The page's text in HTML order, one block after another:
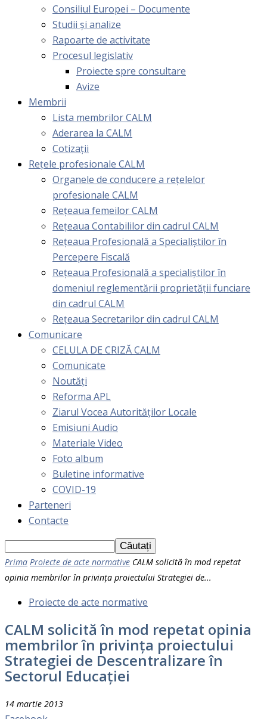
Consiliul Europei – Documente
Studii și analize
Rapoarte de activitate
Procesul legislativ
Proiecte spre consultare
Avize
Membrii
Lista membrilor CALM
Aderarea la CALM
Cotizaţii
Rețele profesionale CALM
Organele de conducere a rețelelor
profesionale CALM
Rețeaua femeilor CALM
Rețeaua Contabililor din cadrul CALM
Rețeaua Profesională a Specialiștilor în
Percepere Fiscală
Reţeaua Profesională a specialiştilor în
domeniul reglementării proprietăţii funciare
din cadrul CALM
Rețeaua Secretarilor din cadrul CALM
Comunicare
CELULA DE CRIZĂ CALM
Comunicate
Noutăți
Reforma APL
Ziarul Vocea Autorităților Locale
Emisiuni Audio
Materiale Video
Foto album
Buletine informative
COVID-19
Parteneri
Contacte
Prima Proiecte de acte normative CALM solicită în mod repetat
opinia membrilor în privința proiectului Strategiei de...
Proiecte de acte normative
CALM solicită în mod repetat opinia
membrilor în privința proiectului
Strategiei de Descentralizare în
Sectorul Educației
14 martie 2013